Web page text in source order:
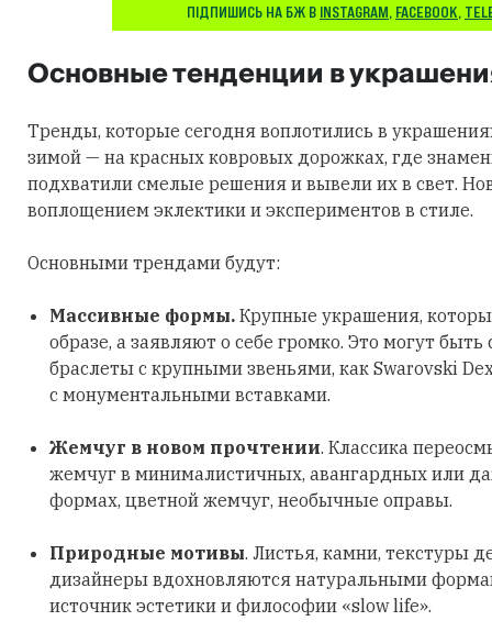
ПІДПИШИСЬ НА БЖ В INSTAGRAM, FACEBOOK,
Основные тенденции в
Тренды, которые сегодня воплотились в
зимой — на красных ковровых дорожках, где
подхватили смелые решения и вывели их в свет.
воплощением эклектики и экспериментов в стиле.
Основными трендами будут:
Массивные формы. Крупные украшения,
образе, а заявляют о себе громко. Это могут быть
браслеты с крупными звеньями, как Swarovski
с монументальными вставками.
Жемчуг в новом прочтении. Классика
жемчуг в минималистичных, авангардных или
формах, цветной жемчуг, необычные оправы.
Природные мотивы. Листья, камни, текстуры
дизайнеры вдохновляются натуральными
источник эстетики и философии «slow life».